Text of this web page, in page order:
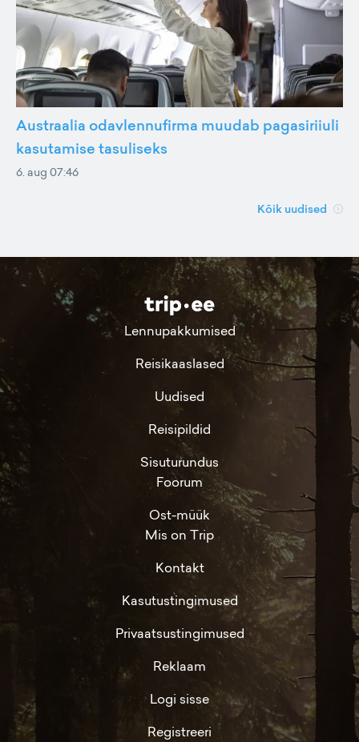
Austraalia odavlennufirma muudab pagasiriiuli
kasutamise tasuliseks
6. aug 07:46
Kõik uudised
Lennupakkumised
Reisikaaslased
Uudised
Reisipildid
Sisuturundus
Foorum
Ost-müük
Mis on Trip
Kontakt
Kasutustingimused
Privaatsustingimused
Reklaam
Logi sisse
Registreeri